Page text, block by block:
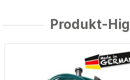
Produkt-